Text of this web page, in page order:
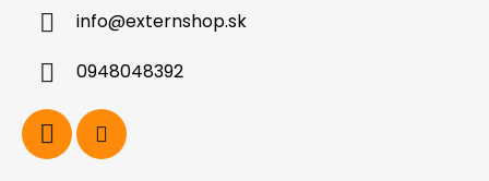
info@externshop.sk
0948048392